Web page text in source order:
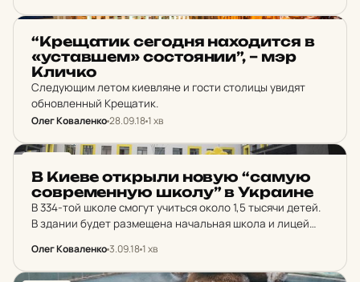
“Кре­ща­тик се­год­ня на­хо­дит­ся в
«ус­тав­шем» сос­то­я­нии”, – мэр
Кличко
Следующим летом киевляне и гости столицы увидят
обновленный Крещатик.
Олег Коваленко28.09.181 хв
В Киеве от­крыли новую “самую
сов­ре­мен­ную школу” в Ук­ра­и­не
В 334-той школе смогут учиться около 1,5 тысячи детей.
В здании будет размещена начальная школа и лицей
Олег Коваленко3.09.181 хв